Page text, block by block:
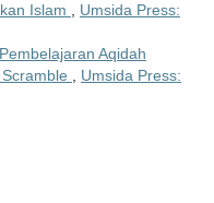
Islam
Umsida Press:
Aqidah
Umsida Press: